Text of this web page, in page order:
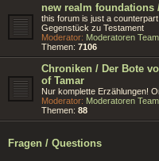
new realm foundations
this forum is just a
Gegenstück zu Testament
Moderator: Moderatoren Team
Themen: 7106
Chroniken / Der Bote
of Tamar
Nur komplette Erzählungen!
Moderator: Moderatoren Team
Themen: 88
Fragen / Questions